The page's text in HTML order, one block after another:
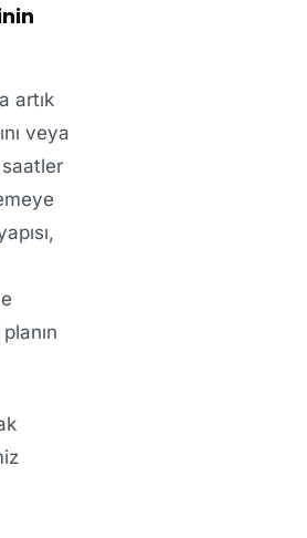
artık
veya
saatler